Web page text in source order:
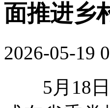
面推进乡
2026-05-19
5月18日